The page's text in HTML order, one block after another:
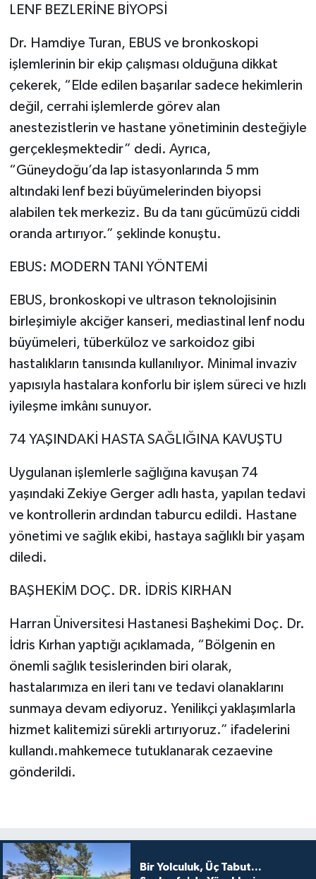
LENF BEZLERİNE BİYOPSİ
Dr. Hamdiye Turan, EBUS ve bronkoskopi
işlemlerinin bir ekip çalışması olduğuna dikkat
çekerek, “Elde edilen başarılar sadece hekimlerin
değil, cerrahi işlemlerde görev alan
anestezistlerin ve hastane yönetiminin desteğiyle
gerçekleşmektedir” dedi. Ayrıca,
“Güneydoğu’da lap istasyonlarında 5 mm
altındaki lenf bezi büyümelerinden biyopsi
alabilen tek merkeziz. Bu da tanı gücümüzü ciddi
oranda artırıyor.” şeklinde konuştu.
EBUS: MODERN TANI YÖNTEMİ
EBUS, bronkoskopi ve ultrason teknolojisinin
birleşimiyle akciğer kanseri, mediastinal lenf nodu
büyümeleri, tüberküloz ve sarkoidoz gibi
hastalıkların tanısında kullanılıyor. Minimal invaziv
yapısıyla hastalara konforlu bir işlem süreci ve hızlı
iyileşme imkânı sunuyor.
74 YAŞINDAKİ HASTA SAĞLIĞINA KAVUŞTU
Uygulanan işlemlerle sağlığına kavuşan 74
yaşındaki Zekiye Gerger adlı hasta, yapılan tedavi
ve kontrollerin ardından taburcu edildi. Hastane
yönetimi ve sağlık ekibi, hastaya sağlıklı bir yaşam
diledi.
BAŞHEKİM DOÇ. DR. İDRİS KIRHAN
Harran Üniversitesi Hastanesi Başhekimi Doç. Dr.
İdris Kırhan yaptığı açıklamada, “Bölgenin en
önemli sağlık tesislerinden biri olarak,
hastalarımıza en ileri tanı ve tedavi olanaklarını
sunmaya devam ediyoruz. Yenilikçi yaklaşımlarla
hizmet kalitemizi sürekli artırıyoruz.” ifadelerini
kullandı.mahkemece tutuklanarak cezaevine
gönderildi.
Bir Yolculuk, Üç Tabut...